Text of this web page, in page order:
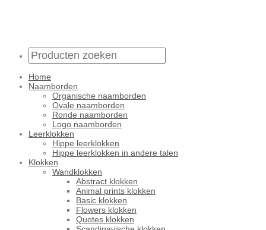
Home
Naamborden
Organische naamborden
Ovale naamborden
Ronde naamborden
Logo naamborden
Leerklokken
Hippe leerklokken
Hippe leerklokken in andere talen
Klokken
Wandklokken
Abstract klokken
Animal prints klokken
Basic klokken
Flowers klokken
Quotes klokken